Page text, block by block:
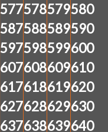
577578579580
587588589590
597598599600
607608609610
617618619620
627628629630
637638639640